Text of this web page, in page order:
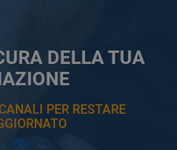
DELLA TUA
PER RESTARE